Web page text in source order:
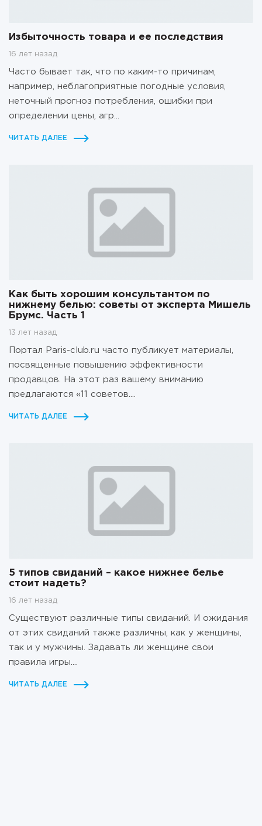
Избыточность товара и ее последствия
16 лет назад
Часто бывает так, что по каким-то причинам,
например, неблагоприятные погодные условия,
неточный прогноз потребления, ошибки при
определении цены, агр...
ЧИТАТЬ ДАЛЕЕ
Как быть хорошим консультантом по
нижнему белью: советы от эксперта Мишель
Брумс. Часть 1
13 лет назад
Портал Paris-club.ru часто публикует материалы,
посвященные повышению эффективности
продавцов. На этот раз вашему вниманию
предлагаются «11 советов....
ЧИТАТЬ ДАЛЕЕ
5 типов свиданий – какое нижнее белье
стоит надеть?
16 лет назад
Существуют различные типы свиданий. И ожидания
от этих свиданий также различны, как у женщины,
так и у мужчины. Задавать ли женщине свои
правила игры....
ЧИТАТЬ ДАЛЕЕ